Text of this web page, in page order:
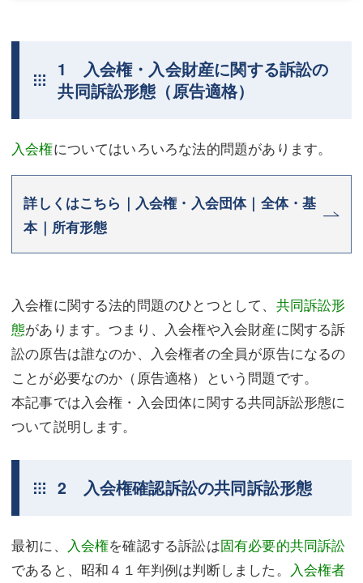
マスコミ取材・実績
東京事務所 (新宿・四谷)
埼玉事務所 (さいたま市)
川口事務所（埼玉県川口市）
マスコミ取材・実績
アクセス
埼玉事務所 (さいたま市)
川口事務所（埼玉県川口市）
お問い合せフォーム
1 入会権・入会財産に関する訴訟の
共同訴訟形態（原告適格）
入会権についてはいろいろな法的問題があります。
詳しくはこちら｜入会権・入会団体｜全体・基
本｜所有形態
入会権に関する法的問題のひとつとして、 共同訴訟形
態があります。つまり、入会権や入会財産に関する訴
訟の原告は誰なのか、入会権者の全員が原告になるの
ことが必要なのか（原告適格）という問題です。
本記事では入会権・入会団体に関する共同訴訟形態に
ついて説明します。
2 入会権確認訴訟の共同訴訟形態
最初に、 入会権を確認する訴訟は固有必要的共同訴訟
であると、昭和４１年判例は判断しました。 入会権者